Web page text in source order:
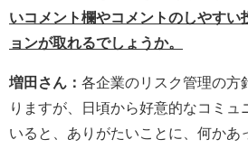
いコメント欄やコメントのしやすい
ョンが取れるでしょうか。
増田さん： 各企業のリスク管理の方
りますが、日頃から好意的なコミュ
いると、ありがたいことに、何かあ